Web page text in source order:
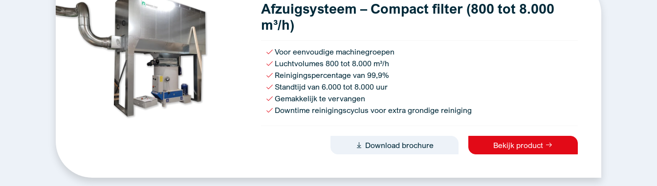
Afzuigsysteem – Compact filter (800 tot 8.000
m³/h)
Voor eenvoudige machinegroepen
Luchtvolumes 800 tot 8.000 m³/h
Reinigingspercentage van 99,9%
Standtijd van 6.000 tot 8.000 uur
Gemakkelijk te vervangen
Downtime reinigingscyclus voor extra grondige reiniging
Download brochure Bekijk product